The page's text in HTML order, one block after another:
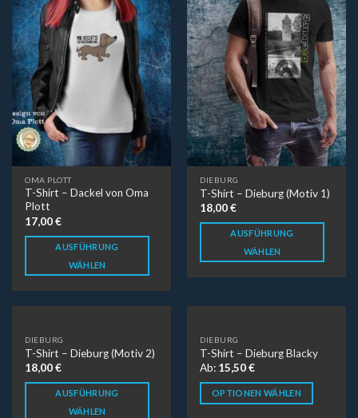
OMA PLOTT
T-Shirt – Dackel von Oma
Plott
17,00€
AUSFÜHRUNG
WÄHLEN
DIEBURG
T-Shirt – Dieburg (Motiv 1)
18,00€
AUSFÜHRUNG
WÄHLEN
DIEBURG
T-Shirt – Dieburg (Motiv 2)
18,00€
AUSFÜHRUNG
WÄHLEN
DIEBURG
T-Shirt – Dieburg Blacky
Ab: 15,50€
OPTIONEN WÄHLEN